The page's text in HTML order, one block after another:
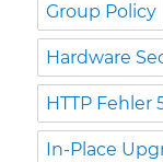
Group Policy
Hardware
HTTP Fehler
In-Place